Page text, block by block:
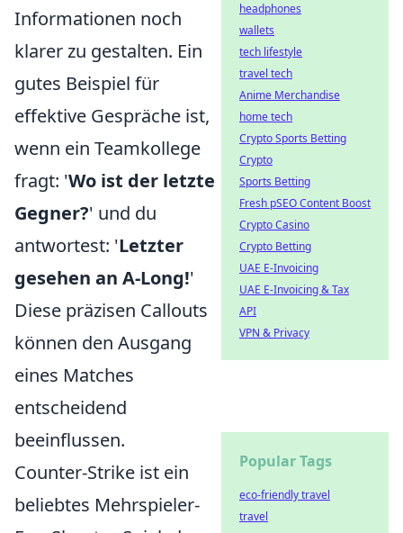
Informationen noch
klarer zu gestalten. Ein
gutes Beispiel für
effektive Gespräche ist,
wenn ein Teamkollege
fragt: 'Wo ist der letzte
Gegner?' und du
antwortest: 'Letzter
gesehen an A-Long!'
Diese präzisen Callouts
können den Ausgang
eines Matches
entscheidend
beeinflussen.
Counter-Strike ist ein
beliebtes Mehrspieler-
headphones
wallets
tech lifestyle
travel tech
Anime Merchandise
home tech
Crypto Sports Betting
Crypto
Sports Betting
Fresh pSEO Content Boost
Crypto Casino
Crypto Betting
UAE E-Invoicing
UAE E-Invoicing & Tax
API
VPN & Privacy
Popular Tags
eco-friendly travel
travel